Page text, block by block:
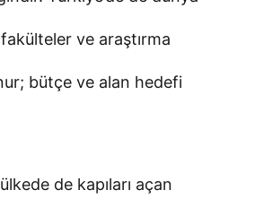
ve araştırma
bütçe ve alan hedefi
de kapıları açan